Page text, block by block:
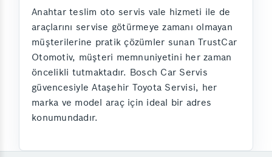
Anahtar teslim oto servis vale hizmeti ile de
araçlarını servise götürmeye zamanı olmayan
müşterilerine pratik çözümler sunan TrustCar
Otomotiv, müşteri memnuniyetini her zaman
öncelikli tutmaktadır. Bosch Car Servis
güvencesiyle Ataşehir Toyota Servisi, her
marka ve model araç için ideal bir adres
konumundadır.